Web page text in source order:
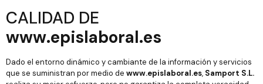
CALIDAD DE
www.epislaboral.es
Dado el entorno dinámico y cambiante de la información y servicios
que se suministran por medio de www.epislaboral.es, Samport S.L.